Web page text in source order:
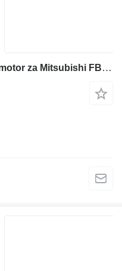
Iskra 48V 97020-10400 elektromotor za Mitsubishi FB16KT.Catepillar viljuškara